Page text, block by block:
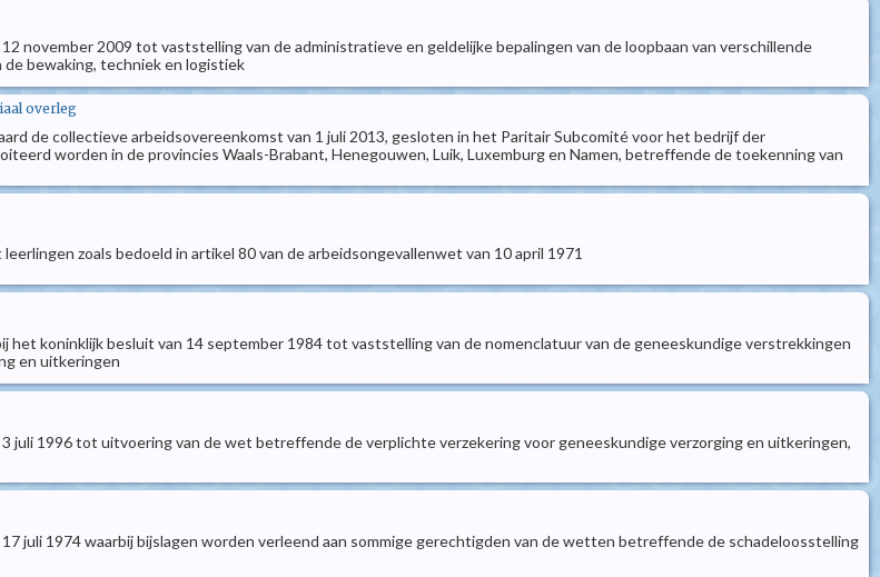
november 2009 tot vaststelling van de administratieve en geldelijke bepalingen van de loopbaan van verschillende
bewaking, techniek en logistiek
overleg
de collectieve arbeidsovereenkomst van 1 juli 2013, gesloten in het Paritair Subcomité voor het bedrijf der
worden in de provincies Waals-Brabant, Henegouwen, Luik, Luxemburg en Namen, betreffende de toekenning van
zoals bedoeld in artikel 80 van de arbeidsongevallenwet van 10 april 1971
het koninklijk besluit van 14 september 1984 tot vaststelling van de nomenclatuur van de geneeskundige verstrekkingen
en uitkeringen
juli 1996 tot uitvoering van de wet betreffende de verplichte verzekering voor geneeskundige verzorging en uitkeringen,
juli 1974 waarbij bijslagen worden verleend aan sommige gerechtigden van de wetten betreffende de schadeloosstelling